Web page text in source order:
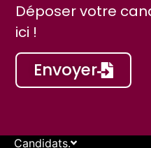
Déposer votre
ici !
Envoyer
Candidats.